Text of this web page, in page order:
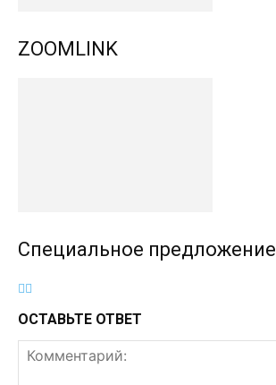
ZOOMLINK
Специальное предложение
ОСТАВЬТЕ ОТВЕТ